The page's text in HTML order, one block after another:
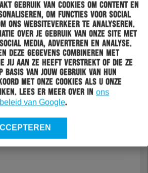
gebruik van cookies om content en
om functies voor social
ons websiteverkeer te analyseren.
over je gebruik van onze site met
media, adverteren en analyse.
deze gegevens combineren met
jij aan ze heeft verstrekt of die ze
basis van jouw gebruik van hun
met onze cookies als u onze
Lees er meer over in ons
van Google.
(79')